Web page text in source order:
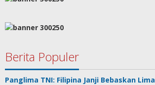
Berita Populer
Panglima TNI: Filipina Janji Bebaskan Lima